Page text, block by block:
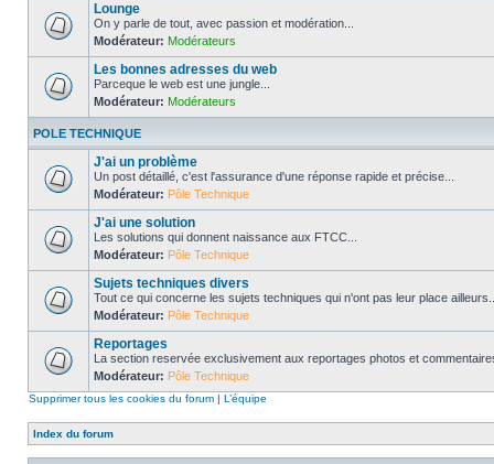
Lounge
On y parle de tout, avec passion et modération...
Modérateur: Modérateurs
Les bonnes adresses du web
Parceque le web est une jungle...
Modérateur: Modérateurs
POLE TECHNIQUE
J'ai un problème
Un post détaillé, c'est l'assurance d'une réponse rapide et précise...
Modérateur: Pôle Technique
J'ai une solution
Les solutions qui donnent naissance aux FTCC...
Modérateur: Pôle Technique
Sujets techniques divers
Tout ce qui concerne les sujets techniques qui n'ont pas leur place
Modérateur: Pôle Technique
Reportages
La section reservée exclusivement aux reportages photos et
Modérateur: Pôle Technique
Supprimer tous les cookies du forum | L’équipe
Index du forum